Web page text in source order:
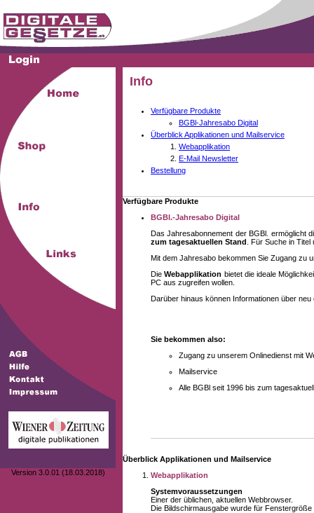
Version 3.0.01 (18.03.2018)
Info
Verfügbare Produkte
BGBl-Jahresabo Digital
Überblick Applikationen und Mailservice
Webapplikation
E-Mail Newsletter
Bestellung
Verfügbare Produkte
BGBl.-Jahresabo Digital
Das Jahresabonnement der BGBl. ermöglicht
zum tagesaktuellen Stand . Für Suche in
Mit dem Jahresabo bekommen Sie Zugang zu
DieWebapplikation bietet die ideale
PC aus zugreifen wollen.
Darüber hinaus können Informationen über
Sie bekommen also:
Zugang zu unserem Onlinedienst mit
Mailservice
Alle BGBl seit 1996 bis zum
Überblick Applikationen und Mailservice
Webapplikation
Systemvoraussetzungen
Einer der üblichen, aktuellen Webbrowser.
Die Bildschirmausgabe wurde für